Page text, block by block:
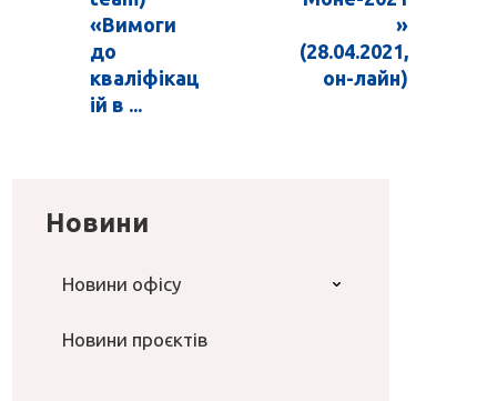
«Вимоги
до
кваліфікац
ій в ...
»
(28.04.2021,
он-лайн)
Новини
Новини офісу
Новини проєктів